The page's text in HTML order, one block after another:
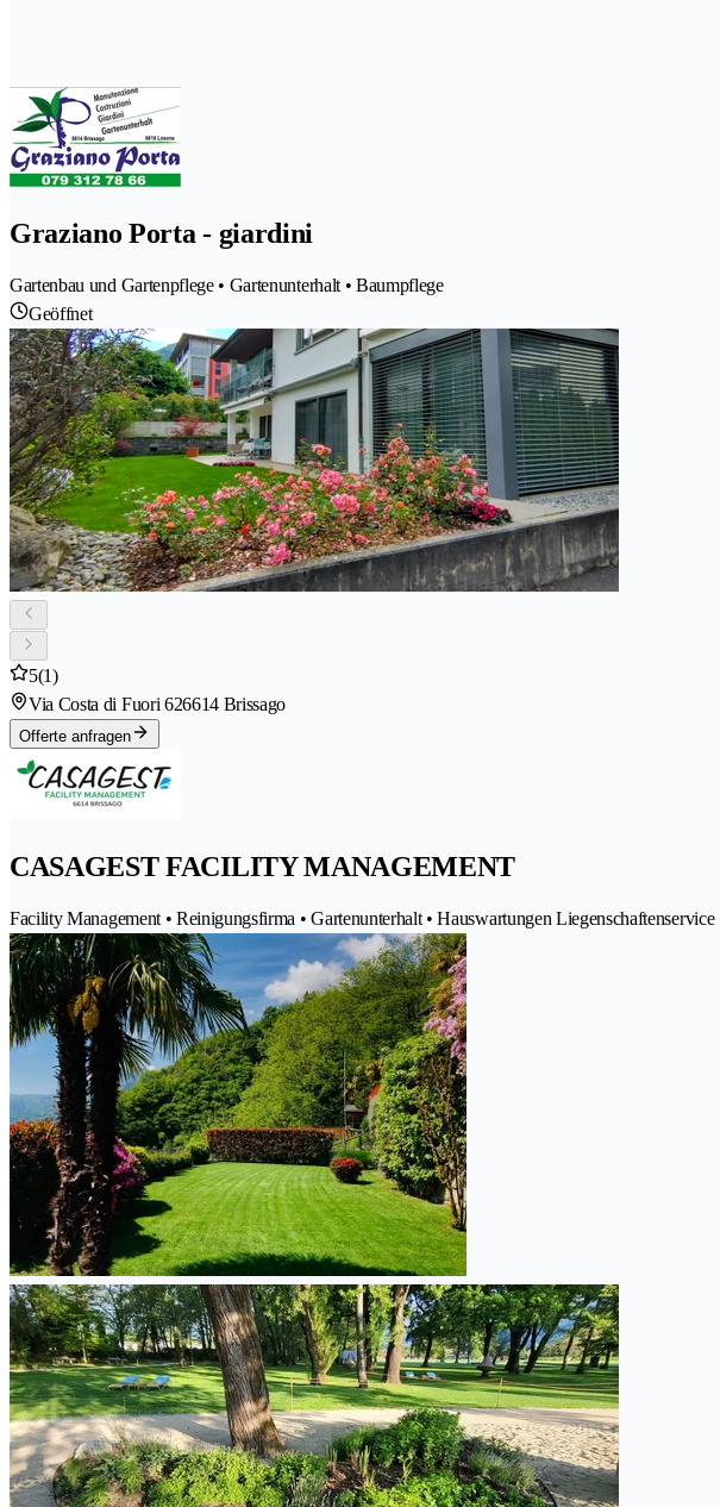
Graziano Porta - giardini
Gartenbau und Gartenpflege • Gartenunterhalt • Baumpflege
Geöffnet
5(1)
Via Costa di Fuori 626614 Brissago
Offerte anfragen
CASAGEST FACILITY MANAGEMENT
Facility Management • Reinigungsfirma • Gartenunterhalt • Hauswartungen